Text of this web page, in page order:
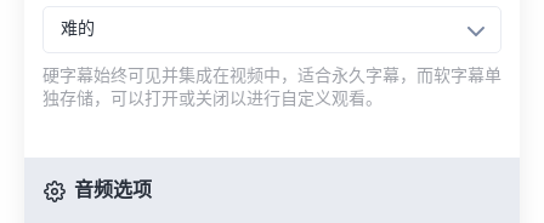
难的
硬字幕始终可见并集成在视频中，适合永久字幕，而软字幕单
独存储，可以打开或关闭以进行自定义观看。
音频选项